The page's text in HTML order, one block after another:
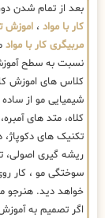
بعد از تمام شدن
کار با مواد ، اموزش
مربیگری کار با مواد
نسبت به سطح
کلاس های اموزش کار
شیمیایی مو از ساده
کلاه، متد های
تکنیک های دکوپاژ،
ریشه گیری اصولی،
سوختگی مو ، کار
خواهد دید. هنرجو
اگر تصمیم به آموزش